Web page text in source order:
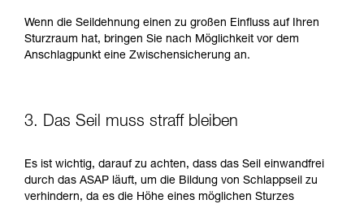
Wenn die Seildehnung einen zu großen Einfluss auf Ihren
Sturzraum hat, bringen Sie nach Möglichkeit vor dem
Anschlagpunkt eine Zwischensicherung an.
3. Das Seil muss straff bleiben
Es ist wichtig, darauf zu achten, dass das Seil einwandfrei
durch das ASAP läuft, um die Bildung von Schlappseil zu
verhindern, da es die Höhe eines möglichen Sturzes